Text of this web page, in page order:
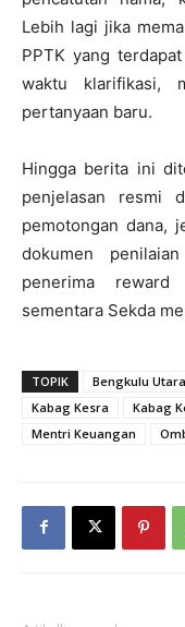
Lebih lagi jika
PPTK yang
waktu klarifikasi,
pertanyaan baru.
Hingga berita ini
penjelasan resmi
pemotongan dana,
dokumen
penerima
sementara Sekda
TOPIK Bengkulu Utara
Kabag Kesra
Kabag
Mentri Keuangan